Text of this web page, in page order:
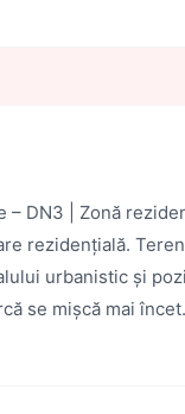
DN3 | Zonă
rezidențială.
urbanistic și
se mișcă mai